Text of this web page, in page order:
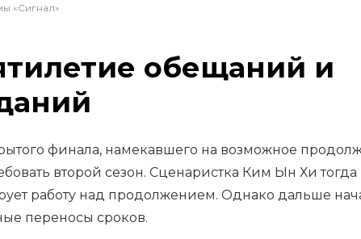
«Сигнал»
обещаний и
финала, намекавшего на возможное
второй сезон. Сценаристка Ким Ын Хи
работу над продолжением. Однако дальше
переносы сроков.